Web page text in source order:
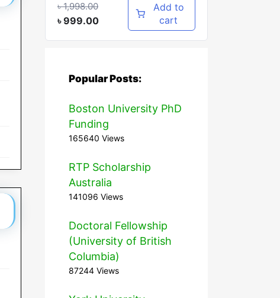
৳1,998.00
৳999.00
Add to
cart
Popular Posts:
Boston University PhD
Funding
165640 Views
RTP Scholarship
Australia
141096 Views
Doctoral Fellowship
(University of British
Columbia)
87244 Views